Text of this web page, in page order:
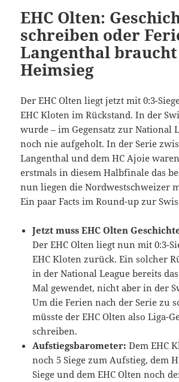
EHC Olten:
schreiben oder
Langenthal braucht
Heimsieg
Der EHC Olten liegt jetzt mit 0:3-
EHC Kloten im Rückstand. In der
wurde – im Gegensatz zur National
noch nie aufgeholt. In der Serie
Langenthal und dem HC Ajoie
erstmals in diesem Halbfinale das
nun liegen die Nordwestschweizer
Ein paar Facts im Round-up zur
Jetzt muss EHC Olten
Der EHC Olten liegt nun mit 0:3-
EHC Kloten zurück. Ein solcher
in der National League bereits
Mal gewendet, nicht aber in der
Um die Ferien nach der Serie zu
müsste der EHC Olten also Liga-
schreiben.
Aufstiegsbarometer: Dem EHC
noch 5 Siege zum Aufstieg, dem
Siege und dem EHC Olten noch